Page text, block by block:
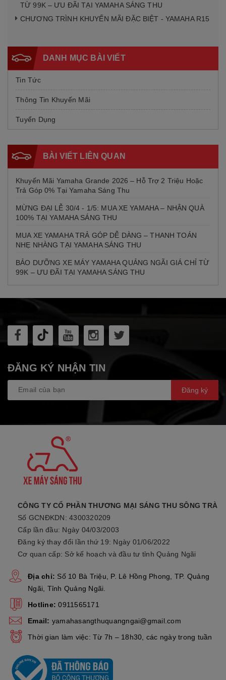
TỪ 99K – ƯU ĐÃI TẠI YAMAHA SÁNG THU
CHƯƠNG TRÌNH KHUYẾN MÃI ĐẶC BIỆT - YAMAHA R15
DANH MỤC BÀI VIẾT
Tin Tức
Thông Tin Khuyến Mãi
Tuyển Dụng
BÀI VIẾT LIÊN QUAN
Khuyến Mãi Yamaha Grande 2026 – Hỗ Trợ 2 Triệu Hoặc
Trả Góp 0% Tại Yamaha Sáng Thu
MỪNG ĐẠI LỄ 30/4 - 1/5: MUA XE YAMAHA – NHẬN QUÀ
100% TẠI YAMAHA SÁNG THU
MUA XE YAMAHA TRẢ GÓP DỄ DÀNG – THANH TOÁN
NHẸ NHÀNG TẠI YAMAHA SÁNG THU
BẢO DƯỠNG XE MÁY YAMAHA QUẢNG NGÃI GIÁ CHỈ TỪ
99K – ƯU ĐÃI TẠI YAMAHA SÁNG THU
ĐĂNG KÝ NHẬN TIN
Đăng ký
CÔNG TY CỔ PHẦN THƯƠNG MẠI SÁNG THU SÔNG TRÀ
Số GCNĐKDN: 4300320209
Cấp lần đầu: Ngày 04/03/2003
Đăng ký thay đổi lần thứ 19: Ngày 01/06/2022
Cơ quan cấp: Sở kế hoạch và đầu tư tỉnh Quảng Ngãi
Địa chỉ: Số 10 Bà Triệu, P. Lê Hồng Phong, TP. Quảng
Ngãi, Tỉnh Quảng Ngãi.
Hotline: 0911565171
Email: yamahasangthuquangngai@gmail.com
Thời gian làm việc: Từ 7h – 18h30, các ngày trong tuần